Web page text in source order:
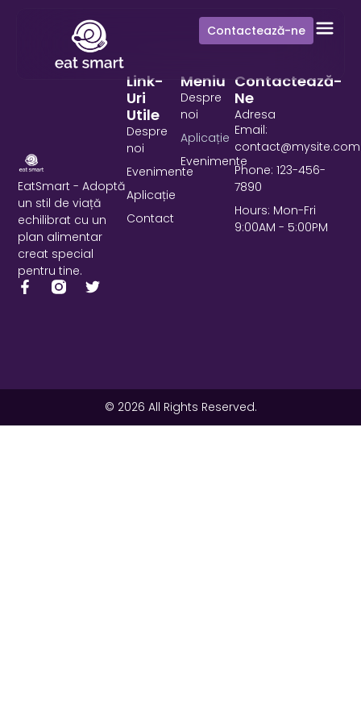
Contactează-ne
EatSmart - Adoptă
un stil de viață
echilibrat cu un
plan alimentar
creat special
pentru tine.
Meniu
Despre
noi
Aplicație
Evenimente
Link-
Uri
Utile
Despre
noi
Evenimente
Aplicație
Contact
Contactează-
Ne
Adresa
Email:
contact@mysite.com
Phone: 123-456-
7890
Hours: Mon-Fri
9:00AM - 5:00PM
© 2026 All Rights Reserved.